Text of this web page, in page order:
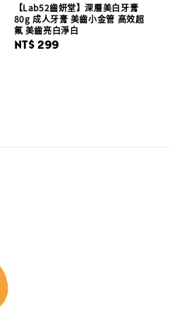
【Lab52齒妍堂】深層美白牙膏
80g 成人牙膏 美齒小金管 高效超
氟 美齒亮白淨白
Regular
NT$ 299